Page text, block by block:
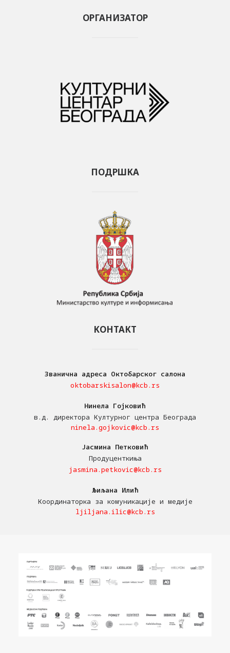
ОРГАНИЗАТОР
ПОДРШКА
КОНТАКТ
Званична адреса Октобарског салона
oktobarskisalon@kcb.rs
Нинела Гојковић
в.д. директора Културног центра Београда
ninela.gojkovic@kcb.rs
Јасмина Петковић
Продуценткиња
jasmina.petkovic@kcb.rs
Љиљана Илић
Координаторка за комуникације и медије
ljiljana.ilic@kcb.rs